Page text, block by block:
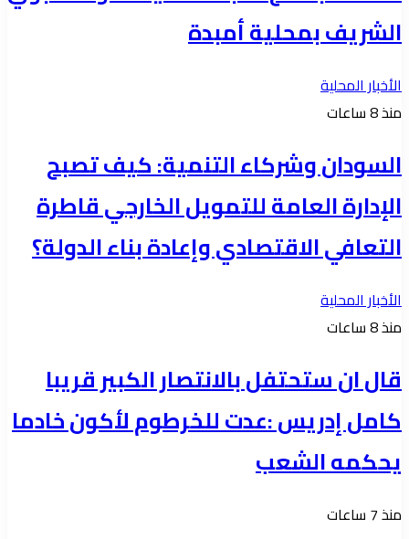
الشريف بمحلية أمبدة
الأخبار المحلية
منذ 8 ساعات
السودان وشركاء التنمية: كيف تصبح
الإدارة العامة للتمويل الخارجي قاطرة
التعافي الاقتصادي وإعادة بناء الدولة؟
الأخبار المحلية
منذ 8 ساعات
قال ان ستحتفل بالانتصار الكبير قريبا
كامل إدريس :عدت للخرطوم لأكون خادما
يحكمه الشعب
منذ 7 ساعات